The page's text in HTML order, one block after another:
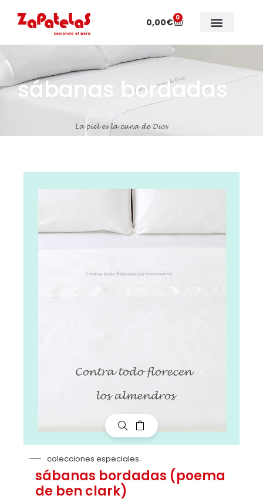
0,00€ 0
sábanas bordadas
colecciones especiales
sábanas bordadas (poema
de ben clark)